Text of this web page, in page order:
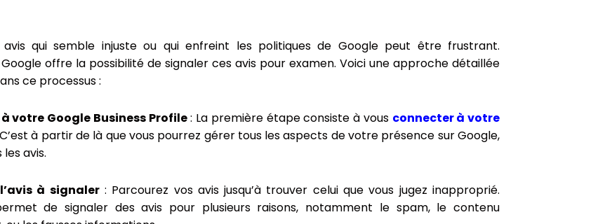
avis qui semble injuste ou qui enfreint les politiques de Google peut être frustrant.
offre la possibilité de signaler ces avis pour examen. Voici une approche détaillée
ce processus :
votre Google Business Profile: La première étape consiste à vous connecter à votre
à partir de là que vous pourrez gérer tous les aspects de votre présence sur Google,
avis.
à signaler: Parcourez vos avis jusqu’à trouver celui que vous jugez inapproprié.
de signaler des avis pour plusieurs raisons, notamment le spam, le contenu